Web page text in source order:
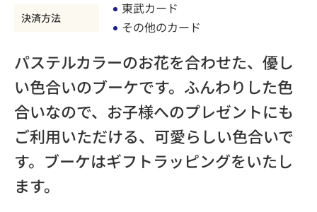
決済方法
東武カード
その他のカード
パステルカラーのお花を合わせた、優し
い色合いのブーケです。ふんわりした色
合いなので、お子様へのプレゼントにも
ご利用いただける、可愛らしい色合いで
す。ブーケはギフトラッピングをいたし
ます。